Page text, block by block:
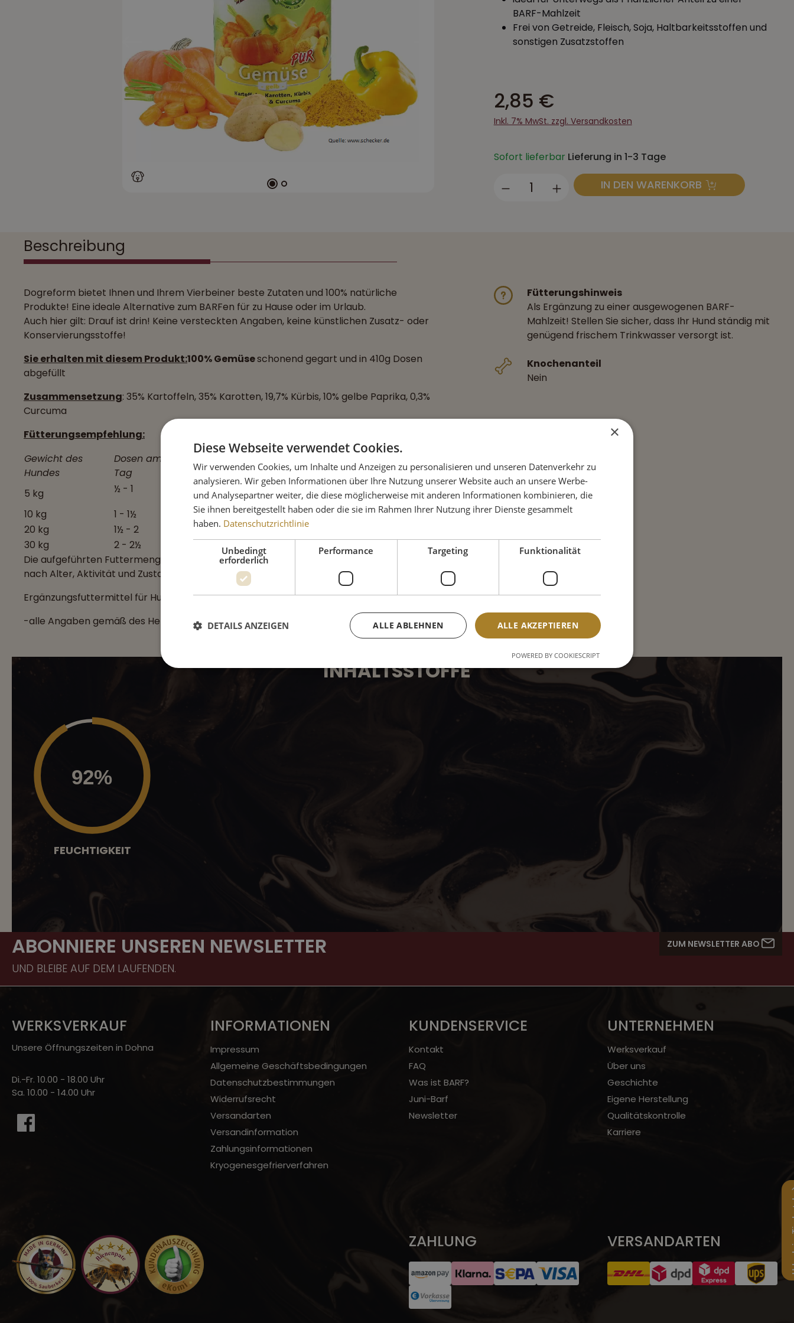
BARF-Mahlzeit
Frei von Getreide, Fleisch, Soja, Haltbarkeitsstoffen und
sonstigen Zusatzstoffen
2,85 €
Inkl. 7% MwSt. zzgl. Versandkosten
Sofort lieferbar Lieferung in 1-3 Tage
Produkt Anzahl: Gib den gewünschten
IN DEN WARENKORB
Beschreibung
Dogreform bietet Ihnen und Ihrem Vierbeiner beste Zutaten und 100% natürliche
Produkte! Eine ideale Alternative zum BARFen für zu Hause oder im Urlaub.
Auch hier gilt: Drauf ist drin! Keine versteckten Angaben, keine künstlichen Zusatz- oder
Konservierungsstoffe!
Sie erhalten mit diesem Produkt:100% Gemüseschonend gegart und in 410g Dosen
abgefüllt
Zusammensetzung: 35% Kartoffeln, 35% Karotten, 19,7% Kürbis, 10% gelbe Paprika, 0,3%
Curcuma
Fütterungsempfehlung:
Gewicht des
Hundes
Dosen am
Tag
5 kg
½ - 1
10 kg
1 - 1½
20 kg
1½ - 2
30 kg
2 - 2½
Die aufgeführten Futtermengen sind eine unverbindliche Empfehlung. Sie sollten ggf. je
nach Alter, Aktivität und Zustand des Tieres angepasst werden.
Ergänzungsfuttermittel für Hunde
-alle Angaben gemäß des Herstellers-
Fütterungshinweis
Als Ergänzung zu einer ausgewogenen BARF-
Mahlzeit! Stellen Sie sicher, dass Ihr Hund ständig mit
genügend frischem Trinkwasser versorgt ist.
Knochenanteil
Nein
INHALTSSTOFFE
92%
FEUCHTIGKEIT
ABONNIERE UNSEREN NEWSLETTER
UND BLEIBE AUF DEM LAUFENDEN.
ZUM NEWSLETTER ABO
WERKSVERKAUF
Unsere Öffnungszeiten in Dohna
Di.-Fr. 10.00 - 18.00 Uhr
Sa. 10.00 - 14.00 Uhr
INFORMATIONEN
Impressum
Allgemeine Geschäftsbedingungen
Datenschutzbestimmungen
Widerrufsrecht
Versandarten
Versandinformation
Zahlungsinformationen
Kryogenesgefrierverfahren
KUNDENSERVICE
Kontakt
FAQ
Was ist BARF?
Juni-Barf
Newsletter
UNTERNEHMEN
Werksverkauf
Über uns
Geschichte
Eigene Herstellung
Qualitätskontrolle
Karriere
ZAHLUNG VERSANDARTEN
×
Diese Webseite verwendet Cookies.
Wir verwenden Cookies, um Inhalte und Anzeigen zu personalisieren und unseren Datenverkehr zu
analysieren. Wir geben Informationen über Ihre Nutzung unserer Website auch an unsere Werbe-
und Analysepartner weiter, die diese möglicherweise mit anderen Informationen kombinieren, die
Sie ihnen bereitgestellt haben oder die sie im Rahmen Ihrer Nutzung ihrer Dienste gesammelt
haben. Datenschutzrichtlinie
Unbedingt
erforderlich
Performance Targeting Funktionalität
ALLE AKZEPTIEREN
ALLE ABLEHNEN
DETAILS ANZEIGEN
POWERED BY COOKIESCRIPT